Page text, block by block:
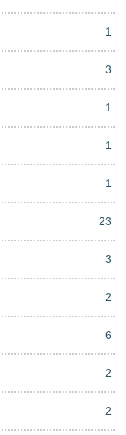
1
3
1
1
1
23
3
2
6
2
2